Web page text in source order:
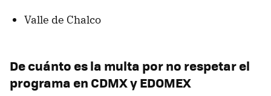
Valle de Chalco
De cuánto es la multa por no respetar el
programa en CDMX y EDOMEX